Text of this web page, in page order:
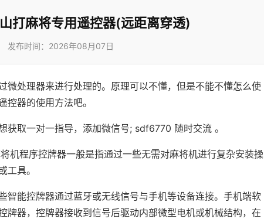
打麻将专用遥控器(远距离穿透)
发布时间：2026年08月07日
微处理器来进行处理的。原理可以不懂，但是不能不懂怎么使
控器的使用方法吧。
获取一对一指导，添加微信号; sdf6770 随时交流 。
机程序控牌器一般是指通过一些无需对麻将机进行复杂安装操
工具。
智能控牌器通过蓝牙或无线信号与手机等设备连接。手机端软
牌器，控牌器接收到信号后驱动内部微型电机或机械结构，在